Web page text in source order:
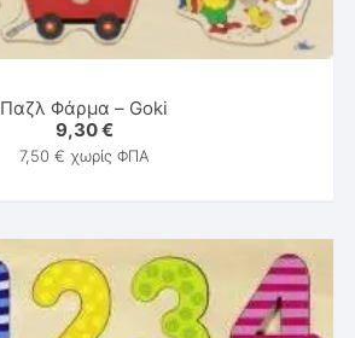
Παζλ Φάρμα – Goki
9,30€
7,50 € χωρίς ΦΠΑ